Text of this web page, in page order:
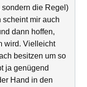
die Regel)
scheint mir auch
dann hoffen,
wird. Vielleicht
besitzen um so
ja genügend
Hand in den